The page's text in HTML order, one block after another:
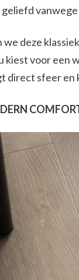
deze
kiest voor
sfeer en